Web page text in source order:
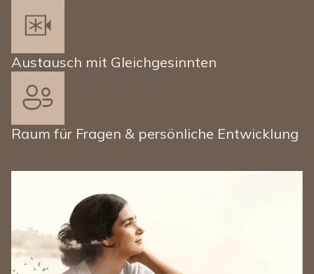
Austausch mit Gleichgesinnten
Raum für Fragen & persönliche Entwicklung